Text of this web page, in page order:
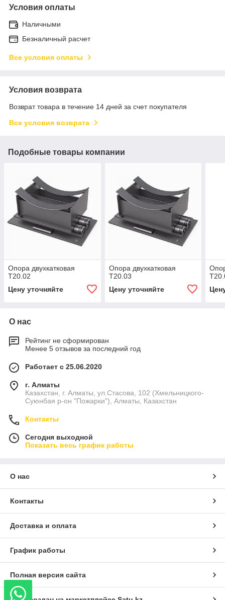
Условия оплаты
Наличными
Безналичный расчет
Все условия оплаты
Условия возврата
Возврат товара в течение 14 дней за счет покупателя
Все условия возврата
Подобные товары компании
Опора двухкатковая
Т20.02
Цену уточняйте
Опора двухкатковая
Т20.03
Цену уточняйте
О нас
Рейтинг не сформирован
Менее 5 отзывов за последний год
Работает с 25.06.2020
г. Алматы
Казахстан, г. Алматы, ул.Стасова, 102 (Хмельницкого-
Суюнбая р-он "Пожарки"), Алматы, Казахстан
Контакты
Сегодня выходной
Показать весь график работы
О нас
Контакты
Доставка и оплата
График работы
Полная версия сайта